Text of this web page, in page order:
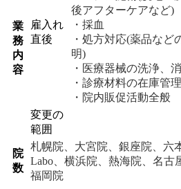
業
務
内
容
雇入れ
直後
後アフターケアなど)
・採血
・処方対応(薬品など
明)
・医療器械の洗浄、
・診療材料の在庫管理
・院内販促活動全般
変更の
範囲
院
数
札幌院、大宮院、銀座院、六
Labo、横浜院、熱海院、名古
福岡院